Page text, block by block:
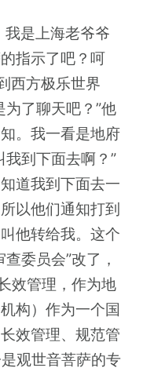
我是上海老爷爷
指示了吧？呵
西方极乐世界
了聊天吧？”他
。我一看是地府
我到下面去啊？”
道我到下面去一
以他们通知打到
他转给我。这个
查委员会”改了，
效管理，作为地
构）作为一个国
效管理、规范管
观世音菩萨的专